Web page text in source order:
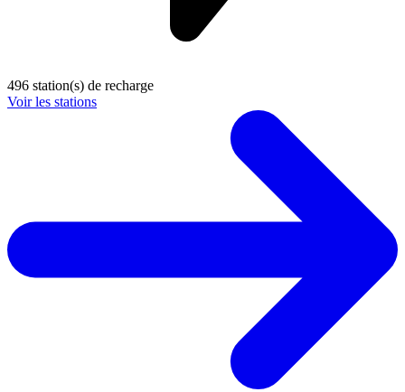
496 station(s) de recharge
Voir les stations